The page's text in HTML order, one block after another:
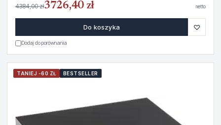
4384,00 zł3726,40 zł netto
Do koszyka ♡
Dodaj do porównania
TANIEJ -60 ZŁ BESTSELLER